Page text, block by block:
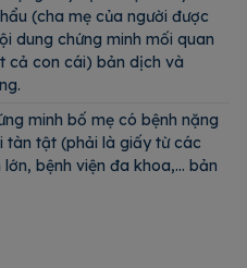
(cha mẹ của người được
dung chứng minh mối quan
cả con cái) bản dịch và
minh bố mẹ có bệnh nặng
tàn tật (phải là giấy từ các
lớn, bệnh viện đa khoa,… bản